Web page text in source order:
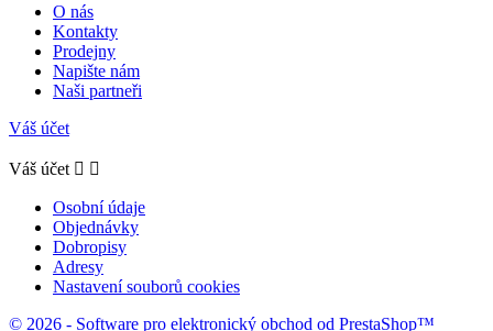
O nás
Kontakty
Prodejny
Napište nám
Naši partneři
Váš účet
Váš účet  
Osobní údaje
Objednávky
Dobropisy
Adresy
Nastavení souborů cookies
© 2026 - Software pro elektronický obchod od PrestaShop™